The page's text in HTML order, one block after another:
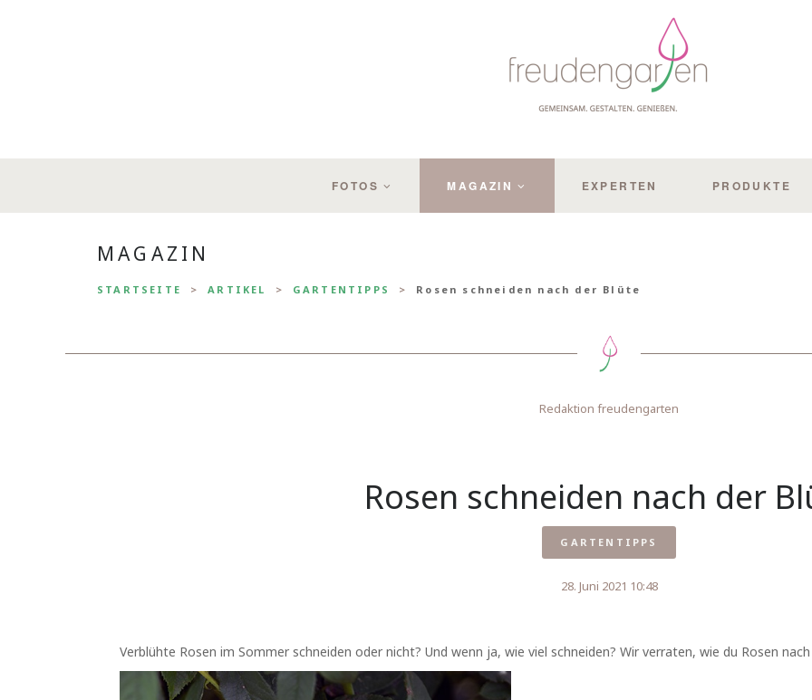
FOTOS MAGAZIN EXPERTEN PRODUKTE
MAGAZIN
STARTSEITE ARTIKEL GARTENTIPPS Rosen schneiden nach der Blüte
Redaktion freudengarten
Rosen schneiden nach der
GARTENTIPPS
28. Juni 2021 10:48
Verblühte Rosen im Sommer schneiden oder nicht? Und wenn ja, wie viel schneiden? Wir verraten, wie du Rosen